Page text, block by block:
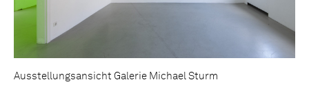
Ausstellungsansicht Galerie Michael Sturm